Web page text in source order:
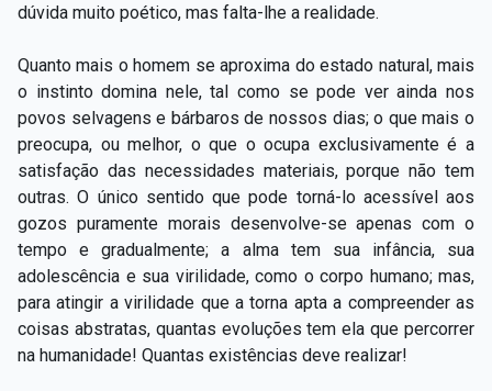
dúvida muito poético, mas falta-lhe a realidade.
Quanto mais o homem se aproxima do estado natural, mais
o instinto domina nele, tal como se pode ver ainda nos
povos selvagens e bárbaros de nossos dias; o que mais o
preocupa, ou melhor, o que o ocupa exclusivamente é a
satisfação das necessidades materiais, porque não tem
outras. O único sentido que pode torná-lo acessível aos
gozos puramente morais desenvolve-se apenas com o
tempo e gradualmente; a alma tem sua infância, sua
adolescência e sua virilidade, como o corpo humano; mas,
para atingir a virilidade que a torna apta a compreender as
coisas abstratas, quantas evoluções tem ela que percorrer
na humanidade! Quantas existências deve realizar!